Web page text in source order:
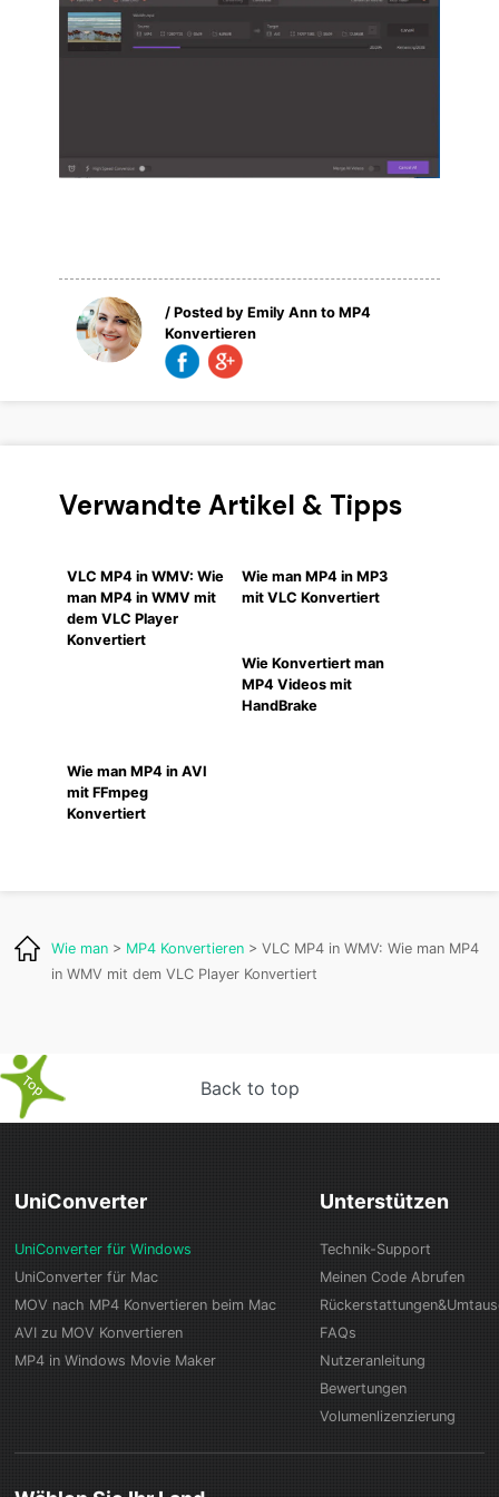
/ Posted byEmily Ann toMP4
Konvertieren
Verwandte Artikel & Tipps
VLC MP4 in WMV: Wie
man MP4 in WMV mit
dem VLC Player
Konvertiert
Wie man MP4 in MP3
mit VLC Konvertiert
Wie Konvertiert man
MP4 Videos mit
HandBrake
Wie man MP4 in AVI
mit FFmpeg
Konvertiert
Wie man > MP4 Konvertieren > VLC MP4 in WMV: Wie man MP4
in WMV mit dem VLC Player Konvertiert
Back to top
UniConverter
UniConverter für Windows
UniConverter für Mac
MOV nach MP4 Konvertieren beim Mac
AVI zu MOV Konvertieren
MP4 in Windows Movie Maker
Unterstützen
Technik-Support
Meinen Code Abrufen
FAQs
Nutzeranleitung
Bewertungen
Volumenlizenzierung